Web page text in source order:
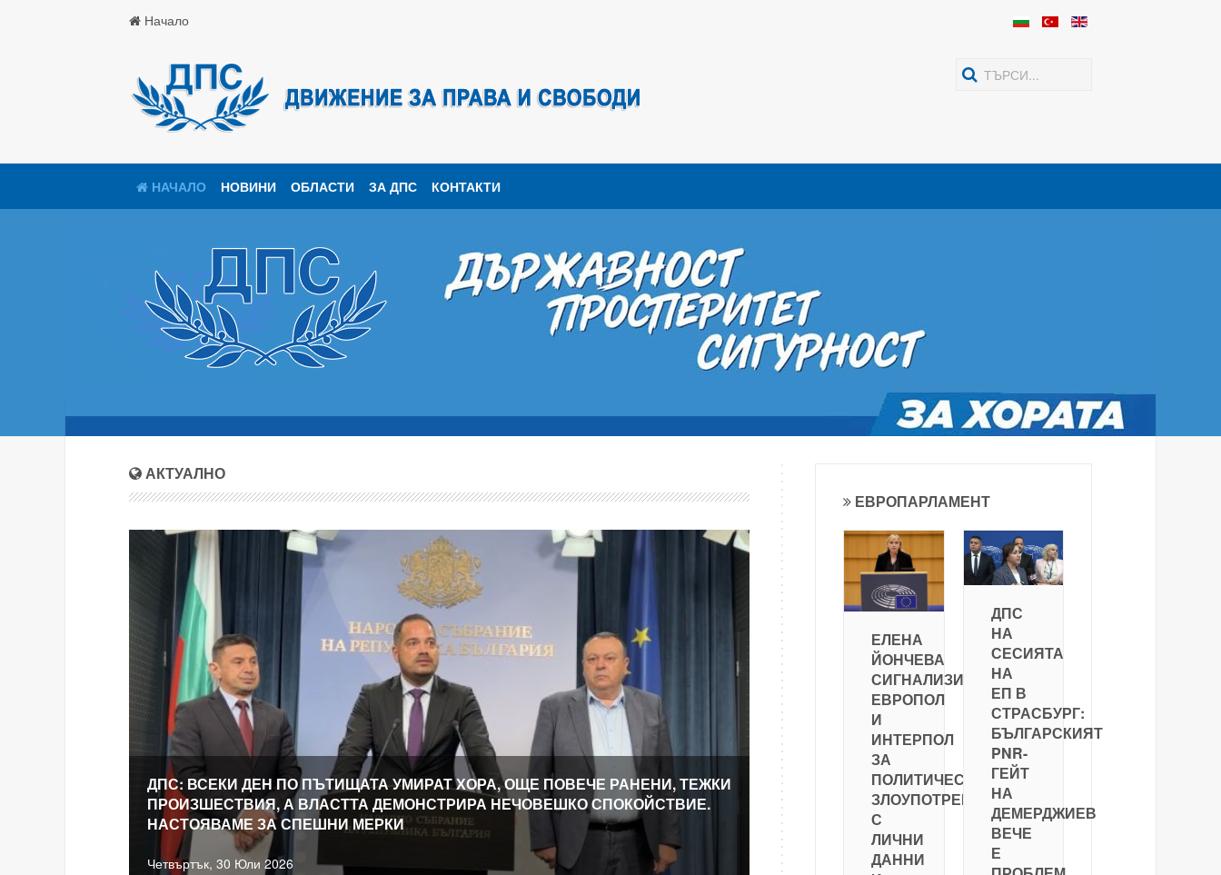
Начало
НАЧАЛО НОВИНИ ОБЛАСТИ ЗА ДПС КОНТАКТИ
АКТУАЛНО
ДПС: ВСЕКИ ДЕН ПО ПЪТИЩАТА УМИРАТ ХОРА, ОЩЕ ПОВЕЧЕ РАНЕНИ, ТЕЖКИ
ПРОИЗШЕСТВИЯ, А ВЛАСТТА ДЕМОНСТРИРА НЕЧОВЕШКО СПОКОЙСТВИЕ.
НАСТОЯВАМЕ ЗА СПЕШНИ МЕРКИ
Четвъртък, 30 Юли 2026
ЕВРОПАРЛАМЕНТ
ЕЛЕНА
ЙОНЧЕВА
СИГНАЛИЗИРА
ЕВРОПОЛ
И
ИНТЕРПОЛ
ЗА
ПОЛИТИЧЕСКА
ЗЛОУПОТРЕБА
С
ЛИЧНИ
ДАННИ
ДПС
НА
СЕСИЯТА
НА
ЕП В
СТРАСБУРГ:
БЪЛГАРСКИЯТ
PNR-
ГЕЙТ
НА
ДЕМЕРДЖИЕВ
ВЕЧЕ
Е